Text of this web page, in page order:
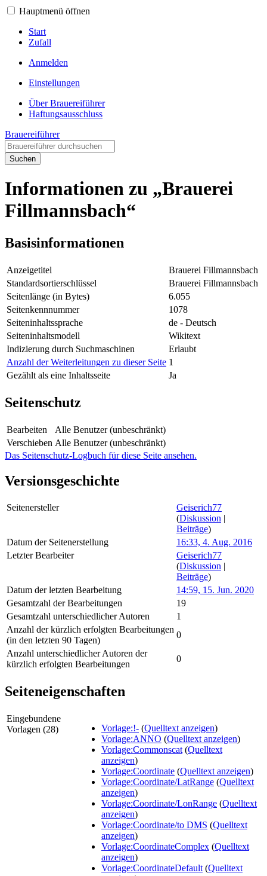
Hauptmenü öffnen
Start
Zufall
Anmelden
Einstellungen
Über Brauereiführer
Haftungsausschluss
Brauereiführer
Suchen
Informationen zu „Brauerei
Fillmannsbach“
Basisinformationen
Anzeigetitel
Brauerei Fillmannsbach
Standardsortierschlüssel
Brauerei Fillmannsbach
Seitenlänge (in Bytes)
6.055
Seitenkennnummer
1078
Seiteninhaltssprache
de - Deutsch
Seiteninhaltsmodell
Wikitext
Indizierung durch Suchmaschinen
Erlaubt
Anzahl der Weiterleitungen zu dieser Seite 1
Gezählt als eine Inhaltsseite
Ja
Seitenschutz
Bearbeiten
Alle Benutzer (unbeschränkt)
Verschieben Alle Benutzer (unbeschränkt)
Das Seitenschutz-Logbuch für diese Seite ansehen.
Versionsgeschichte
Seitenersteller
Geiserich77
(Diskussion |
Beiträge)
Datum der Seitenerstellung
16:33, 4. Aug. 2016
Letzter Bearbeiter
Geiserich77
(Diskussion |
Beiträge)
Datum der letzten Bearbeitung
14:59, 15. Jun. 2020
Gesamtzahl der Bearbeitungen
19
Gesamtzahl unterschiedlicher Autoren
1
Anzahl der kürzlich erfolgten Bearbeitungen
(in den letzten 90 Tagen)
0
Anzahl unterschiedlicher Autoren der
kürzlich erfolgten Bearbeitungen
0
Seiteneigenschaften
Eingebundene
Vorlagen (28)
Vorlage:!- (Quelltext anzeigen)
Vorlage:ANNO (Quelltext anzeigen)
Vorlage:Commonscat (Quelltext
anzeigen)
Vorlage:Coordinate (Quelltext anzeigen)
Vorlage:Coordinate/LatRange (Quelltext
anzeigen)
Vorlage:Coordinate/LonRange (Quelltext
anzeigen)
Vorlage:Coordinate/to DMS (Quelltext
anzeigen)
Vorlage:CoordinateComplex (Quelltext
anzeigen)
Vorlage:CoordinateDefault (Quelltext